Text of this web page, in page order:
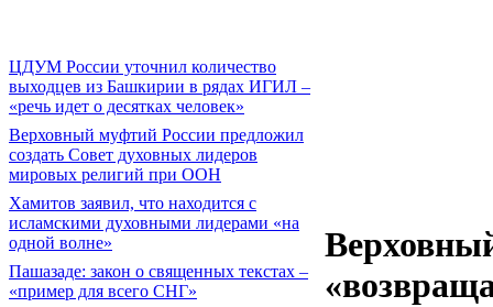
ЦДУМ России уточнил количество
выходцев из Башкирии в рядах ИГИЛ –
«речь идет о десятках человек»
Верховный муфтий России предложил
создать Совет духовных лидеров
мировых религий при ООН
Хамитов заявил, что находится с
исламскими духовными лидерами «на
одной волне»
Пашазаде: закон о священных текстах –
«пример для всего СНГ»